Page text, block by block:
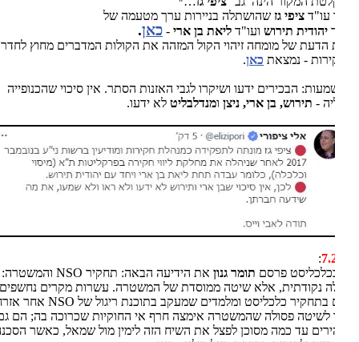
עו"דציפי גזשהושתלה בניירות ערך מטעמה של
יהודית תירושועו"דליאת בן ארי-כאן.
הדעת של מומחה זיהוי הקול המזהה את הקולות המדברים מחוץ לחדר
- נמצאתכאן.
הבכירים ידעו ושיקרו לגבי האזנות הסתר. אין סיכוי שהכנופייה
תירוש, בן ארי, ניצןו מנדלבליטלא ידעו.
פרסםתומר גנוןאת הידיעה הבאה: תחקירNSOוהמשטרה: לא
נקודתית, אלא שיטה ממוסדת של המשטרה. עשרות מקרים נחשפים
בתחקיר כלכליסט ומלמדים שמעקב בתוכנת ריגול שלNSOאחר אזרחים
לשיטה פסולה שהמשטרה אימצה חרף אי החוקיות שכרוכה בה; הם גם
עד כמה מסוכן לפצל את השיח הזה לימין מול שמאל, כאשר הסכנה